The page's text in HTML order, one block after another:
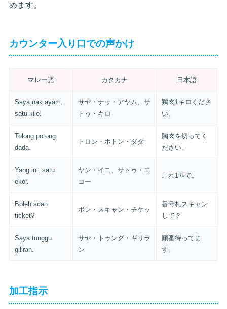
めます。
カウンター入り口での声かけ
マレー語 カタカナ 日本語
Saya nak ayam,
satu kilo.
サヤ・ナッ・アヤム、サ
トゥ・キロ
鶏肉1キロくださ
い。
Tolong potong
dada.
トロン・ポトン・ダダ
胸肉を切ってく
ださい。
Yang ini, satu
ekor.
ヤン・イニ、サトゥ・エ
コー
これ1匹で。
Boleh scan
ticket?
ボレ・スキャン・チケッ
番号札スキャン
して？
Saya tunggu
giliran.
サヤ・トゥング・ギリラ
ン
順番待ってま
す。
加工指示